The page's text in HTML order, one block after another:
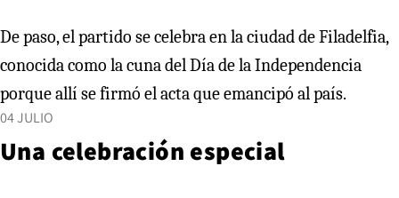
De paso, el partido se celebra en la ciudad de Filadelfia,
conocida como la cuna del Día de la Independencia
porque allí se firmó el acta que emancipó al país.
04 JULIO
Una celebración especial